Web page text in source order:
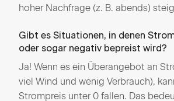
hoher Nachfrage (z. B. abends)
Gibt es Situationen, in denen
oder sogar negativ bepreist wird?
Ja! Wenn es ein Überangebot an
viel Wind und wenig Verbrauch),
Strompreis unter 0 fallen. Das